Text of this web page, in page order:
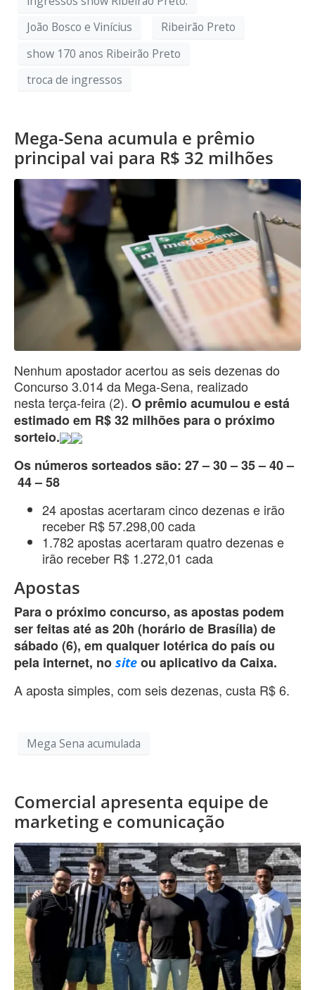
João Bosco e Vinícius
Ribeirão Preto
show 170 anos Ribeirão Preto
troca de ingressos
Mega-Sena acumula e prêmio
principal vai para R$ 32 milhões
Nenhum apostador acertou as seis dezenas do
Concurso 3.014 da Mega-Sena, realizado
nesta terça-feira (2). O prêmio acumulou e está
estimado em R$ 32 milhões para o próximo
sorteio.
Os números sorteados são: 27 – 30 – 35 – 40 –
44 – 58
24 apostas acertaram cinco dezenas e irão
receber R$ 57.298,00 cada
1.782 apostas acertaram quatro dezenas e
irão receber R$ 1.272,01 cada
Apostas
Para o próximo concurso, as apostas podem
ser feitas até as 20h (horário de Brasília) de
sábado (6), em qualquer lotérica do país ou
pela internet, no site ou aplicativo da Caixa.
A aposta simples, com seis dezenas, custa R$ 6.
Mega Sena acumulada
Comercial apresenta equipe de
marketing e comunicação